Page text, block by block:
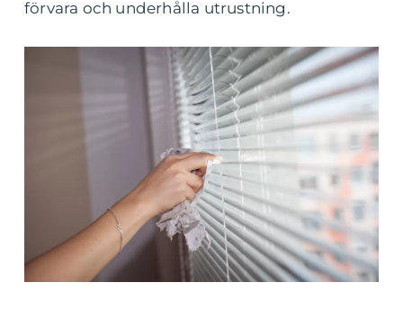
förvara och underhålla utrustning.